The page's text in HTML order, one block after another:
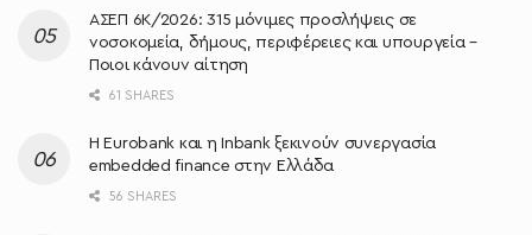
ΑΣΕΠ 6Κ/2026: 315 μόνιμες προσλήψεις σε
νοσοκομεία, δήμους, περιφέρειες και υπουργεία –
Ποιοι κάνουν αίτηση
61 SHARES
Η Eurobank και η Inbank ξεκινούν συνεργασία
embedded finance στην Ελλάδα
56 SHARES